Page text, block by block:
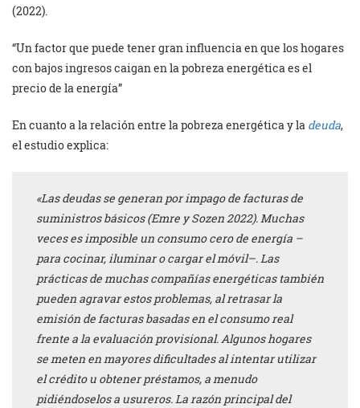
(2022).
“Un factor que puede tener gran influencia en que los hogares
con bajos ingresos caigan en la pobreza energética es el
precio de la energía”
En cuanto a la relación entre la pobreza energética y la deuda,
el estudio explica:
«Las deudas se generan por impago de facturas de
suministros básicos (Emre y Sozen 2022). Muchas
veces es imposible un consumo cero de energía –
para cocinar, iluminar o cargar el móvil–. Las
prácticas de muchas compañías energéticas también
pueden agravar estos problemas, al retrasar la
emisión de facturas basadas en el consumo real
frente a la evaluación provisional. Algunos hogares
se meten en mayores dificultades al intentar utilizar
el crédito u obtener préstamos, a menudo
pidiéndoselos a usureros. La razón principal del